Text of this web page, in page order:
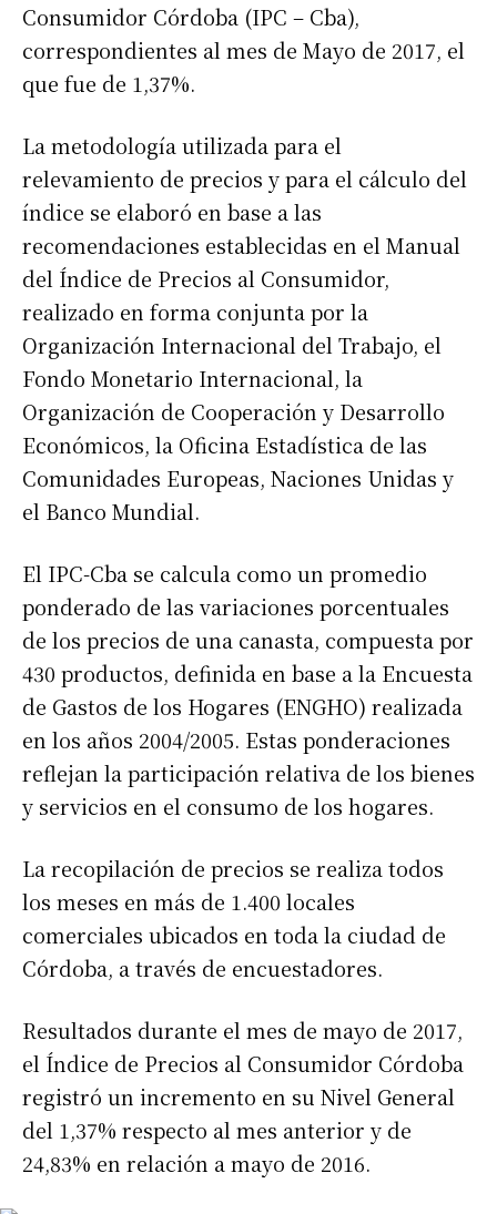
Consumidor Córdoba (IPC – Cba),
correspondientes al mes de Mayo de 2017, el
que fue de 1,37%.
La metodología utilizada para el
relevamiento de precios y para el cálculo del
índice se elaboró en base a las
recomendaciones establecidas en el Manual
del Índice de Precios al Consumidor,
realizado en forma conjunta por la
Organización Internacional del Trabajo, el
Fondo Monetario Internacional, la
Organización de Cooperación y Desarrollo
Económicos, la Oficina Estadística de las
Comunidades Europeas, Naciones Unidas y
el Banco Mundial.
El IPC-Cba se calcula como un promedio
ponderado de las variaciones porcentuales
de los precios de una canasta, compuesta por
430 productos, definida en base a la Encuesta
de Gastos de los Hogares (ENGHO) realizada
en los años 2004/2005. Estas ponderaciones
reflejan la participación relativa de los bienes
y servicios en el consumo de los hogares.
La recopilación de precios se realiza todos
los meses en más de 1.400 locales
comerciales ubicados en toda la ciudad de
Córdoba, a través de encuestadores.
Resultados durante el mes de mayo de 2017,
el Índice de Precios al Consumidor Córdoba
registró un incremento en su Nivel General
del 1,37% respecto al mes anterior y de
24,83% en relación a mayo de 2016.